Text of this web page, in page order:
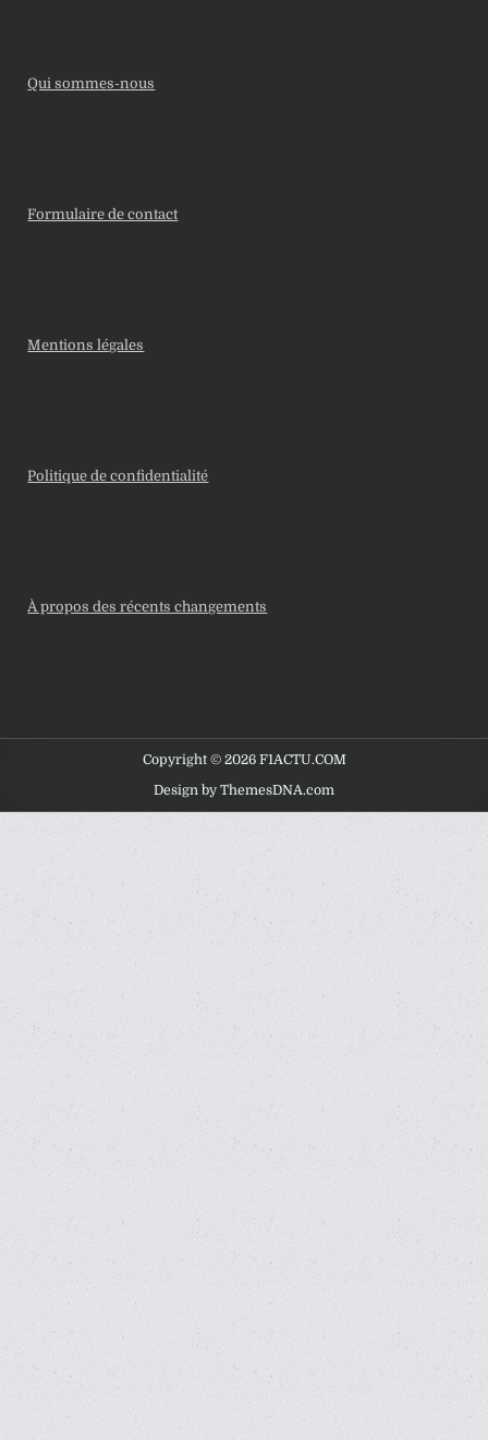
Qui sommes-nous
Formulaire de contact
Mentions légales
Politique de confidentialité
À propos des récents changements
Copyright © 2026 F1ACTU.COM
Design by ThemesDNA.com